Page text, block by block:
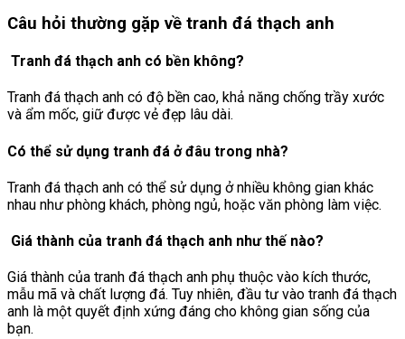
Câu hỏi thường gặp về tranh đá thạch anh
Tranh đá thạch anh có bền không?
Tranh đá thạch anh có độ bền cao, khả năng chống trầy xước
và ẩm mốc, giữ được vẻ đẹp lâu dài.
Có thể sử dụng tranh đá ở đâu trong nhà?
Tranh đá thạch anh có thể sử dụng ở nhiều không gian khác
nhau như phòng khách, phòng ngủ, hoặc văn phòng làm việc.
Giá thành của tranh đá thạch anh như thế nào?
Giá thành của tranh đá thạch anh phụ thuộc vào kích thước,
mẫu mã và chất lượng đá. Tuy nhiên, đầu tư vào tranh đá thạch
anh là một quyết định xứng đáng cho không gian sống của
bạn.